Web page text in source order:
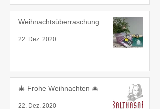
Weihnachtsüberraschung
22. Dez. 2020
🎄 Frohe Weihnachten 🎄
22. Dez. 2020